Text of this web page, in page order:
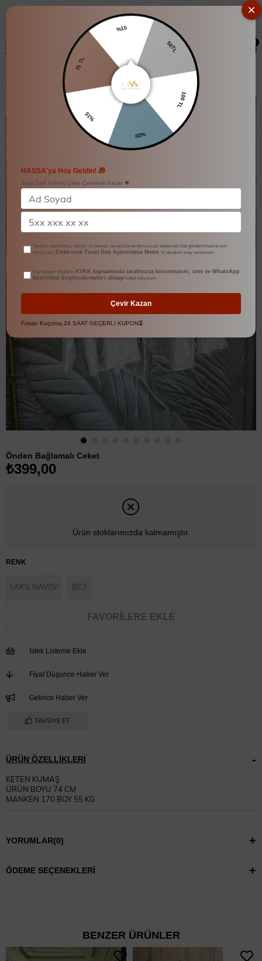
0
Önden Bağlamalı Ceket
₺399,00
Ürün stoklarımızda kalmamıştır.
RENK
SAKS MAVİSİ BEJ
FAVORILERE EKLE
İstek Listeme Ekle
Fiyat Düşünce Haber Ver
Gelince Haber Ver
TAVSIYE ET
ÜRÜN ÖZELLIKLERI
KETEN KUMAŞ
ÜRÜN BOYU 74 CM
MANKEN 170 BOY 55 KG
YORUMLAR(0)
ÖDEME SEÇENEKLERI
BENZER ÜRÜNLER
%10
50TL
100 TL
%20
%15
75 TL
HASSA'ya Hoş Geldin! 🎁
Sana Özel İndirimi Çarkı Çevirerek Kazan 💝
Tanıtım, pazarlama, reklam ve benzeri amaçlarla tarafıma ticari elektronik ileti gönderilmesine izin
veriyorum. Elektronik Ticari İleti Aydınlatma Metni 'ni okudum onay veriyorum.
Paylaştığım bilgilerin KVKK kapsamında tarafınızca korunmasını, sms ve WhatsApp
üzerinden bilgilendirmeleri almayı kabul ediyorum.
Çevir Kazan
Fırsatı Kaçırma,24 SAAT GEÇERLİ KUPON⏳